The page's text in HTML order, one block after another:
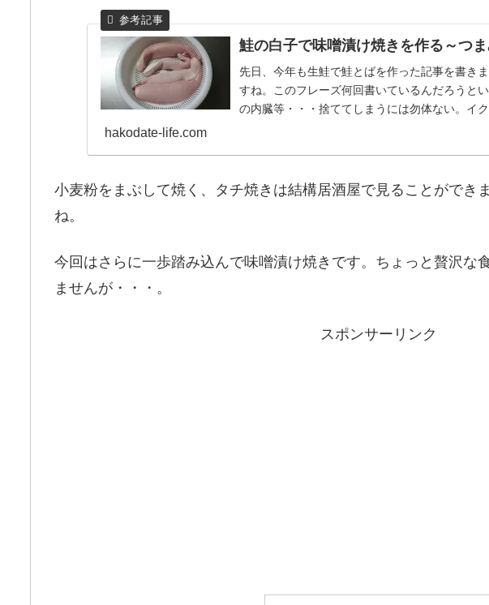
鮭の白子で味噌漬け焼きを作る～つ
先日、今年も生鮭で鮭とばを作った記事を書き
すね。このフレーズ何回書いているんだろうと
の内臓等・・・捨ててしまうには勿体ない。イ
hakodate-life.com
小麦粉をまぶして焼く、タチ焼きは結構居酒屋で見ることができ
ね。
今回はさらに一歩踏み込んで味噌漬け焼きです。ちょっと贅沢な
ませんが・・・。
スポンサーリンク